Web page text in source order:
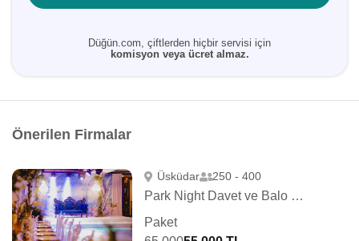
Düğün.com, çiftlerden hiçbir servisi için
komisyon veya ücret almaz.
Önerilen Firmalar
Üsküdar 250 - 400
Park Night Davet ve Balo Salonu
Paket